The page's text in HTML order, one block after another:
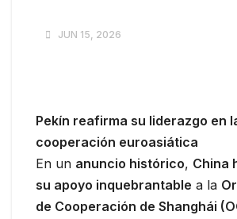
JUN 15, 2026
Pekín reafirma su liderazgo en
cooperación euroasiática
En un anuncio histórico, China
su apoyo inquebrantable a la
de Cooperación de Shanghái